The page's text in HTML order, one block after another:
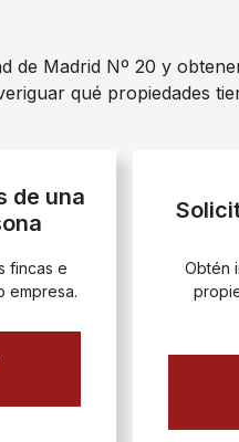
de Madrid Nº 20 y
qué propiedades
de una
fincas e
empresa.
Obtén